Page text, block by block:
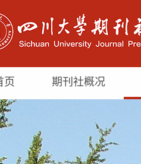
页 期刊社概况